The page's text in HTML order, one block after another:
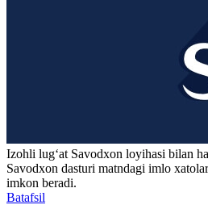
Izohli lugʻat Savodxon loyihasi bilan
Savodxon dasturi matndagi imlo
imkon beradi.
Batafsil